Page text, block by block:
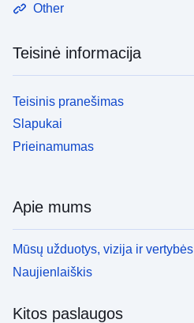
Other
Teisinė informacija
Teisinis pranešimas
Slapukai
Prieinamumas
Apie mums
Mūsų užduotys, vizija ir vertybės
Naujienlaiškis
Kitos paslaugos